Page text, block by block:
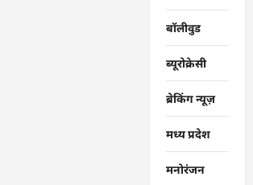
बॉलीवुड
ब्यूरोक्रेसी
ब्रेकिंग न्यूज़
मध्य प्रदेश
मनोरंजन